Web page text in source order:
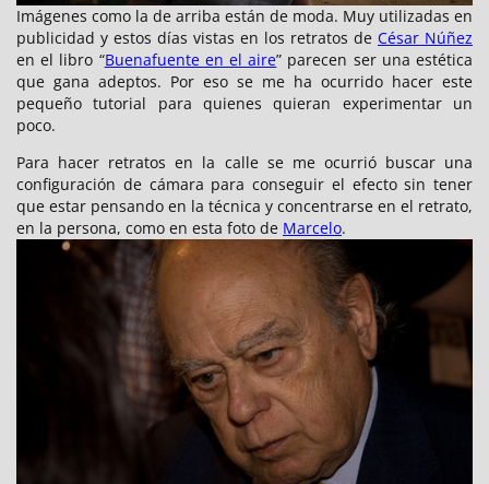
Imágenes como la de arriba están de moda. Muy utilizadas en
publicidad y estos días vistas en los retratos de César Núñez
en el libro “Buenafuente en el aire” parecen ser una estética
que gana adeptos. Por eso se me ha ocurrido hacer este
pequeño tutorial para quienes quieran experimentar un
poco.
Para hacer retratos en la calle se me ocurrió buscar una
configuración de cámara para conseguir el efecto sin tener
que estar pensando en la técnica y concentrarse en el retrato,
en la persona, como en esta foto de Marcelo.